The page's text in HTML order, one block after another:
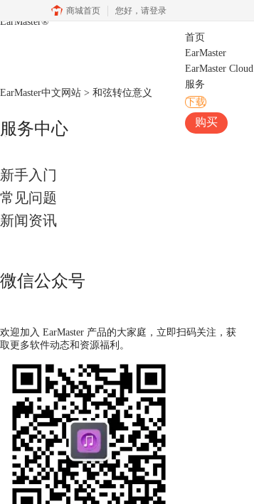
商城首页 您好， 请登录
EarMaster®
首页
EarMaster
EarMaster Cloud
服务
下载
购买
EarMaster中文网站 > 和弦转位意义
服务中心
新手入门
常见问题
新闻资讯
微信公众号
欢迎加入 EarMaster 产品的大家庭，立即扫码关注，获
取更多软件动态和资源福利。